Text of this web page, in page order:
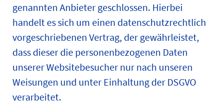
genannten Anbieter geschlossen. Hierbei
handelt es sich um einen datenschutzrechtlich
vorgeschriebenen Vertrag, der gewährleistet,
dass dieser die personenbezogenen Daten
unserer Websitebesucher nur nach unseren
Weisungen und unter Einhaltung der DSGVO
verarbeitet.